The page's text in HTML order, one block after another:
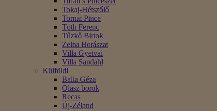
Tokaj-Hétszőlő
Tornai Pince
Tóth Ferenc
Tűzkő Birtok
Zelna Borászat
Villa Gyetvai
Villa Sandahl
Külföldi
Balla Géza
Olasz borok
Recas
Új-Zéland